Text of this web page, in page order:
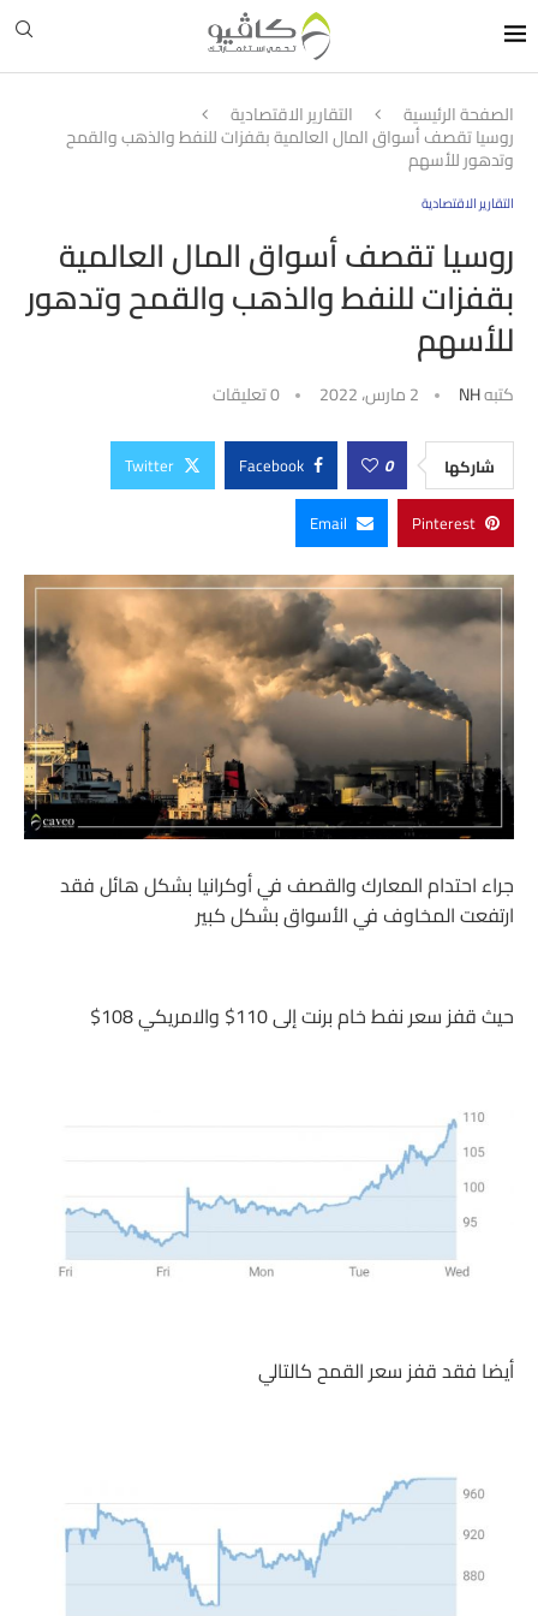
الصفحة الرئيسية التقارير الاقتصادية
روسيا تقصف أسواق المال العالمية بقفزات للنفط والذهب والقمح
وتدهور للأسهم
التقارير الاقتصادية
روسيا تقصف أسواق المال العالمية
بقفزات للنفط والذهب والقمح وتدهور
للأسهم
كتبهNH 2 مارس، 2022 0 تعليقات
شاركها 0
Facebook
Twitter
Pinterest
Email
جراء احتدام المعارك والقصف في أوكرانيا بشكل هائل فقد
ارتفعت المخاوف في الأسواق بشكل كبير
حيث قفز سعر نفط خام برنت إلى 110$ والامريكي 108$
أيضا فقد قفز سعر القمح كالتالي